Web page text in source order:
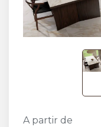
A partir de